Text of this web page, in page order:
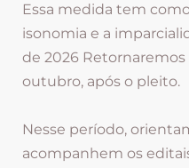
Essa medida tem
isonomia e a
de 2026
outubro, após o pleito.
Nesse período,
acompanhem os